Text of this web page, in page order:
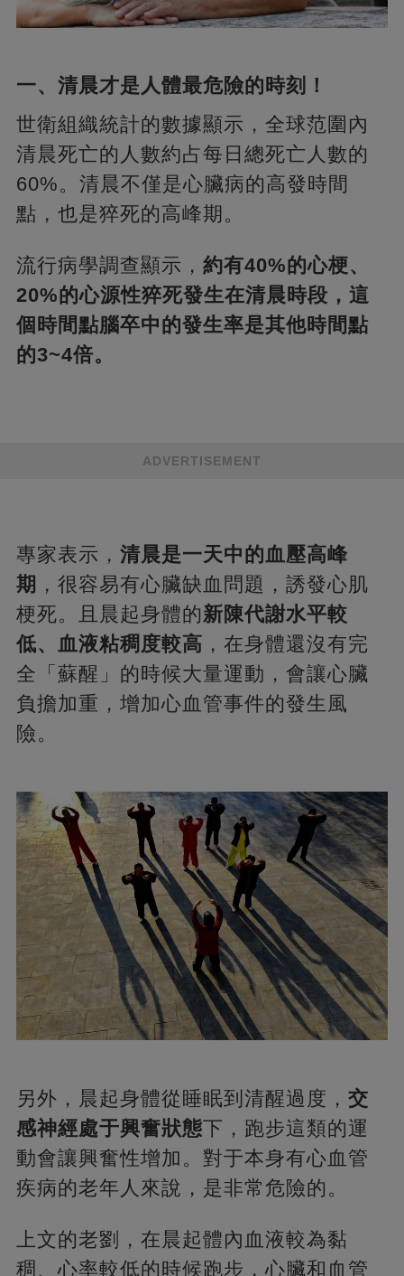
一、清晨才是人體最危險的時刻！
世衛組織統計的數據顯示，全球范圍內
清晨死亡的人數約占每日總死亡人數的
60%。清晨不僅是心臟病的高發時間
點，也是猝死的高峰期。
流行病學調查顯示， 約有40%的心梗、
20%的心源性猝死發生在清晨時段，這
個時間點腦卒中的發生率是其他時間點
的3~4倍。
ADVERTISEMENT
專家表示， 清晨是一天中的血壓高峰
期 ，很容易有心臟缺血問題，誘發心肌
梗死。且晨起身體的新陳代謝水平較
低、血液粘稠度較高 ，在身體還沒有完
全「蘇醒」的時候大量運動，會讓心臟
負擔加重，增加心血管事件的發生風
險。
另外，晨起身體從睡眠到清醒過度， 交
感神經處于興奮狀態下，跑步這類的運
動會讓興奮性增加。對于本身有心血管
疾病的老年人來說，是非常危險的。
上文的老劉，在晨起體內血液較為黏
稠、心率較低的時候跑步，心臟和血管